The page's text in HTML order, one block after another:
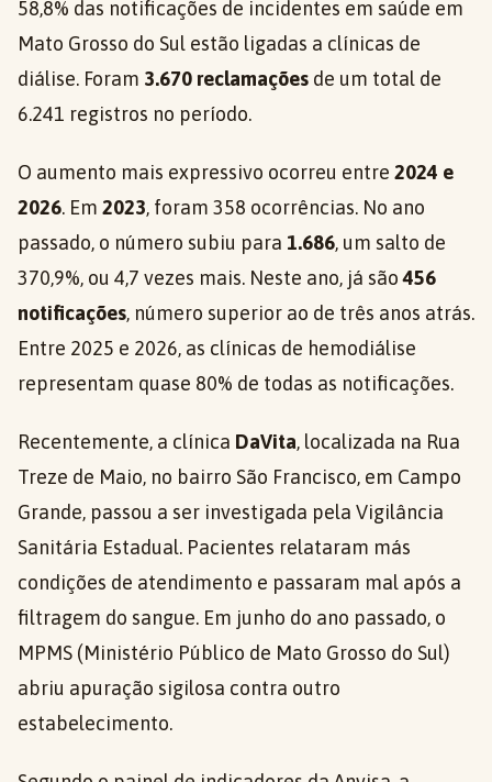
58,8% das notificações de incidentes em saúde em
Mato Grosso do Sul estão ligadas a clínicas de
diálise. Foram 3.670 reclamações de um total de
6.241 registros no período.
O aumento mais expressivo ocorreu entre 2024 e
2026. Em 2023, foram 358 ocorrências. No ano
passado, o número subiu para 1.686, um salto de
370,9%, ou 4,7 vezes mais. Neste ano, já são456
notificações, número superior ao de três anos atrás.
Entre 2025 e 2026, as clínicas de hemodiálise
representam quase 80% de todas as notificações.
Recentemente, a clínica DaVita, localizada na Rua
Treze de Maio, no bairro São Francisco, em Campo
Grande, passou a ser investigada pela Vigilância
Sanitária Estadual. Pacientes relataram más
condições de atendimento e passaram mal após a
filtragem do sangue. Em junho do ano passado, o
MPMS (Ministério Público de Mato Grosso do Sul)
abriu apuração sigilosa contra outro
estabelecimento.